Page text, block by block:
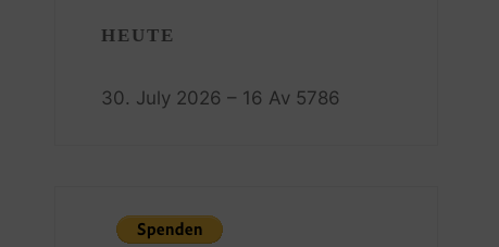
HEUTE
30. July 2026 – 16 Av 5786